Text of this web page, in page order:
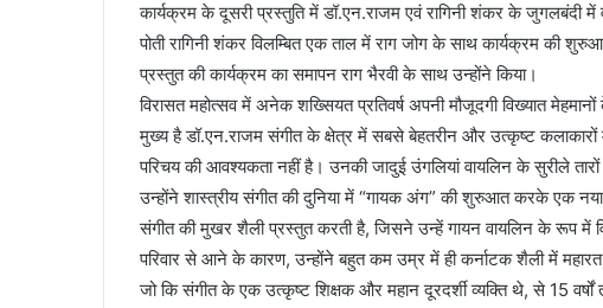
कार्यक्रम के दूसरी प्रस्तुति में डॉ.एन.राजम एवं रागिनी शंकर के जुगलबंदी
पोती रागिनी शंकर विलम्बित एक ताल में राग जोग के साथ कार्यक्रम की
प्रस्तुत की कार्यक्रम का समापन राग भैरवी के साथ उन्होंने किया।
विरासत महोत्सव में अनेक शख्सियत प्रतिवर्ष अपनी मौजूदगी विख्यात
मुख्य है डॉ.एन.राजम संगीत के क्षेत्र में सबसे बेहतरीन और उत्कृष्ट
परिचय की आवश्यकता नहीं है। उनकी जादुई उंगलियां वायलिन के सुरीले
उन्होंने शास्त्रीय संगीत की दुनिया में “गायक अंग” की शुरुआत करके एक
संगीत की मुखर शैली प्रस्तुत करती है, जिसने उन्हें गायन वायलिन के रूप में
परिवार से आने के कारण, उन्होंने बहुत कम उम्र में ही कर्नाटक शैली में महारत
जो कि संगीत के एक उत्कृष्ट शिक्षक और महान दूरदर्शी व्यक्ति थे, से 15 वर्षों